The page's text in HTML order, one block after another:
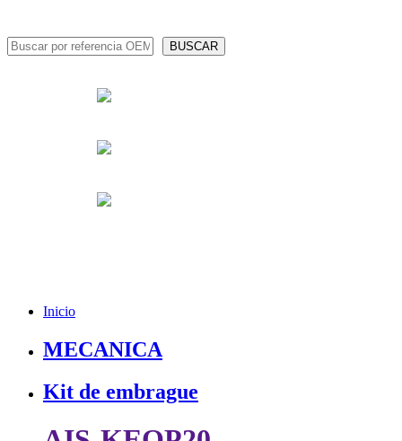
Inicio
MECANICA
Kit de embrague